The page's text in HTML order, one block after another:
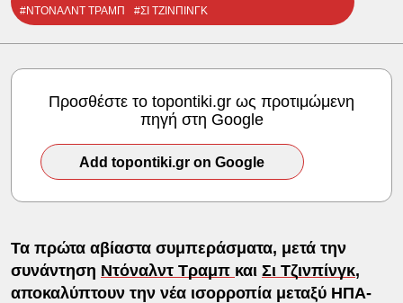
#ΝΤΟΝΑΛΝΤ ΤΡΑΜΠ
#ΣΙ ΤΖΙΝΠΙΝΓΚ
Προσθέστε το topontiki.gr ως προτιμώμενη
πηγή στη Google
Add topontiki.gr on Google
Τα πρώτα αβίαστα συμπεράσματα, μετά την
συνάντηση Ντόναλντ Τραμπ και Σι Τζινπίνγκ,
αποκαλύπτουν την νέα ισορροπία μεταξύ ΗΠΑ-